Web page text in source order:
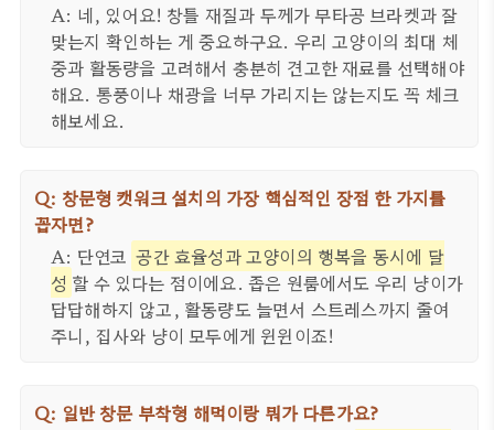
A: 네, 있어요! 창틀 재질과 두께가 무타공 브라켓과 잘
맞는지 확인하는 게 중요하구요. 우리 고양이의 최대 체
중과 활동량을 고려해서 충분히 견고한 재료를 선택해야
해요. 통풍이나 채광을 너무 가리지는 않는지도 꼭 체크
해보세요.
Q: 창문형 캣워크 설치의 가장 핵심적인 장점 한 가지를
꼽자면?
A: 단연코 공간 효율성과 고양이의 행복을 동시에 달
성 할 수 있다는 점이에요. 좁은 원룸에서도 우리 냥이가
답답해하지 않고, 활동량도 늘면서 스트레스까지 줄여
주니, 집사와 냥이 모두에게 윈윈이죠!
Q: 일반 창문 부착형 해먹이랑 뭐가 다른가요?